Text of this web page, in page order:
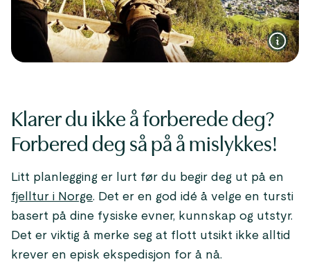
Klarer du ikke å forberede deg?
Forbered deg så på å mislykkes!
Litt planlegging er lurt før du begir deg ut på en
fjelltur i Norge. Det er en god idé å velge en tursti
basert på dine fysiske evner, kunnskap og utstyr.
Det er viktig å merke seg at flott utsikt ikke alltid
krever en episk ekspedisjon for å nå.